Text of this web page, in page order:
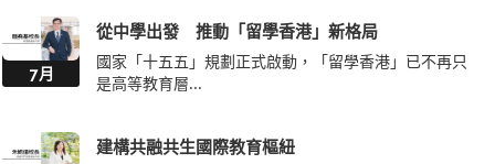
7月
從中學出發 推動「留學香港」新格局
國家「十五五」規劃正式啟動，「留學香港」已不再只
是高等教育層...
建構共融共生國際教育樞紐